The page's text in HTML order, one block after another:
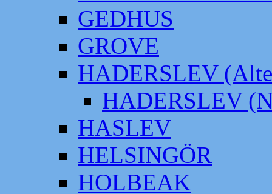
GEDHUS
GROVE
HADERSLEV
HADERSLEV
HASLEV
HELSINGÖR
HOLBEAK